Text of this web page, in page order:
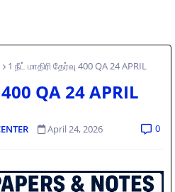
1 நீட் மாதிரி தேர்வு 400 QA 24 APRIL
400 QA 24 APRIL
April 24, 2026 0